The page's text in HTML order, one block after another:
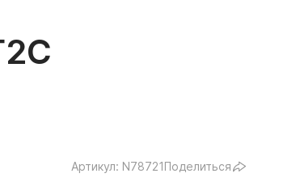
Артикул: N78721Поделиться